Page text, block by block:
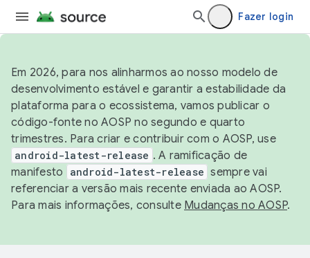
Fazer login
Em 2026, para nos alinharmos ao nosso modelo de
desenvolvimento estável e garantir a estabilidade da
plataforma para o ecossistema, vamos publicar o
código-fonte no AOSP no segundo e quarto
trimestres. Para criar e contribuir com o AOSP, use
android-latest-release . A ramificação de
manifesto
android-latest-release sempre vai
referenciar a versão mais recente enviada ao AOSP.
Para mais informações, consulte Mudanças no AOSP.